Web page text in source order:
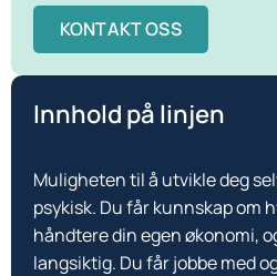
KONTAKT OSS
Innhold på linjen
Muligheten til å utvikle deg
psykisk. Du får kunnskap om
håndtere din egen økonomi,
langsiktig. Du får jobbe med